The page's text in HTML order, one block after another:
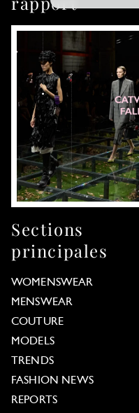
Sections
principales
WOMENSWEAR
MENSWEAR
COUTURE
MODELS
TRENDS
FASHION NEWS
REPORTS